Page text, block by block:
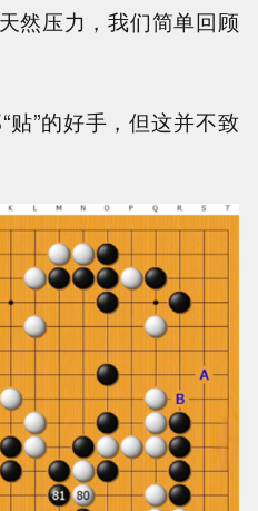
然压力，我们简单回顾
”的好手，但这并不致